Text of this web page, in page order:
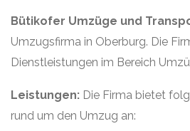
Bütikofer Umzüge und
Umzugsfirma in Oberburg. Die
Dienstleistungen im Bereich
Leistungen: Die Firma bietet
rund um den Umzug an: